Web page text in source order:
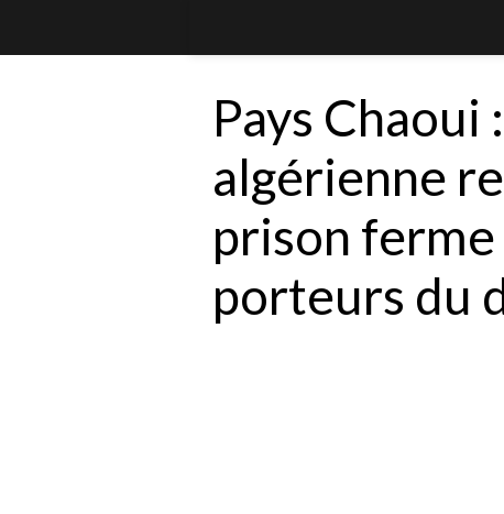
Pays Chaoui
algérienne
prison ferme
porteurs du